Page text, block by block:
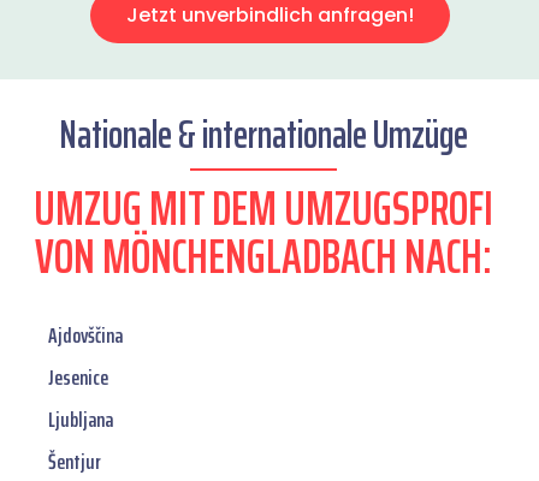
Jetzt unverbindlich anfragen!
Nationale & internationale Umzüge
UMZUG MIT DEM UMZUGSPROFI
VON MÖNCHENGLADBACH NACH:
Ajdovščina
Jesenice
Ljubljana
Šentjur